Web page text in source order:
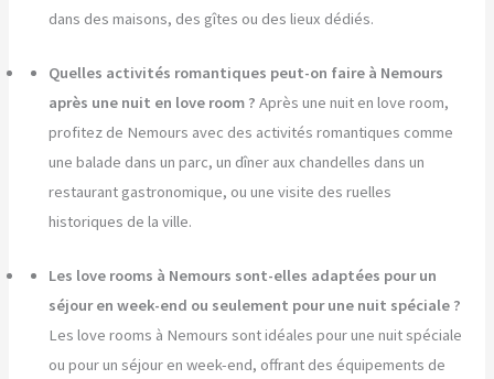
dans des maisons, des gîtes ou des lieux dédiés.
Quelles activités romantiques peut-on faire à Nemours
après une nuit en love room ? Après une nuit en love room,
profitez de Nemours avec des activités romantiques comme
une balade dans un parc, un dîner aux chandelles dans un
restaurant gastronomique, ou une visite des ruelles
historiques de la ville.
Les love rooms à Nemours sont-elles adaptées pour un
séjour en week-end ou seulement pour une nuit spéciale ?
Les love rooms à Nemours sont idéales pour une nuit spéciale
ou pour un séjour en week-end, offrant des équipements de